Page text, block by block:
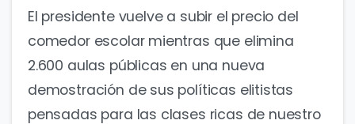
El presidente vuelve a subir el precio del
comedor escolar mientras que elimina
2.600 aulas públicas en una nueva
demostración de sus políticas elitistas
pensadas para las clases ricas de nuestro